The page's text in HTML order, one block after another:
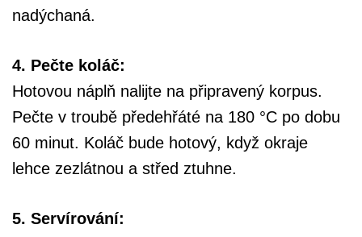
nadýchaná.
4. Pečte koláč:
Hotovou náplň nalijte na připravený korpus.
Pečte v troubě předehřáté na 180 °C po dobu
60 minut. Koláč bude hotový, když okraje
lehce zezlátnou a střed ztuhne.
5. Servírování: